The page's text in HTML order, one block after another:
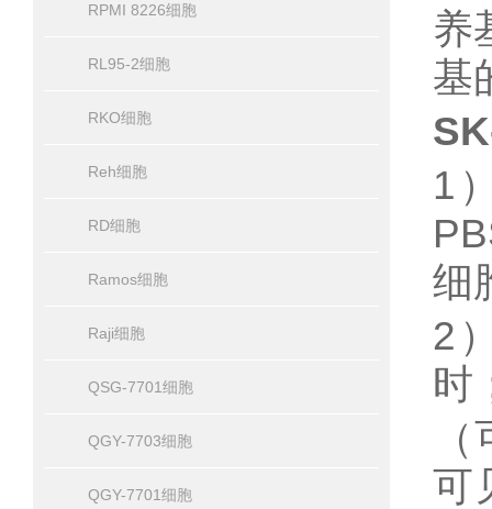
RPMI 8226细胞
RL95-2细胞
RKO细胞
Reh细胞
RD细胞
Ramos细胞
Raji细胞
QSG-7701细胞
QGY-7703细胞
QGY-7701细胞
养
基
1
细
2
时
可